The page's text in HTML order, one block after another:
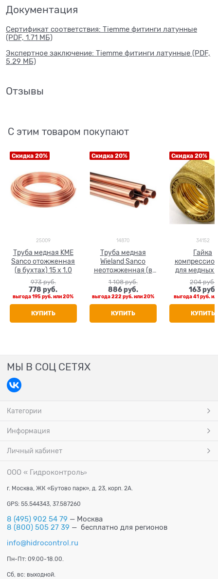
Документация
Сертификат соответствия: Tiemme фитинги латунные
(PDF, 1.71 МБ)
Экспертное заключение: Tiemme фитинги латунные (PDF,
5.29 МБ)
Отзывы
С этим товаром покупают
Скидка 20%
25009
Труба медная KME
Sanco отожженная
(в бухтах) 15 x 1.0
973 руб.
778 руб.
выгода195 руб.или20%
КУПИТЬ
Скидка 20%
14870
Труба медная
Wieland Sanco
неотожженная (в
штанге 5 м) 15 x 1.0
1 108 руб.
886 руб.
выгода222 руб.или20%
КУПИТЬ
Скидка 20%
34152
Гайка
для медных
Tiemme
204 руб.
163 руб.
выгода41 руб.
КУПИТЬ
МЫ В СОЦ СЕТЯХ
Категории
Информация
Личный кабинет
ООО « Гидроконтроль»
г. Москва, ЖК «Бутово парк», д. 23, корп. 2А.
GPS: 55.544343, 37.587260
8 (495) 902 54 79 — Москва
8 (800) 505 27 39 — бесплатно для регионов
info@hidrocontrol.ru
Пн-Пт: 09.00-18.00.
Сб, вс: выходной.